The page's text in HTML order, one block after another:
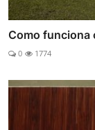
Como funciona
0 1774